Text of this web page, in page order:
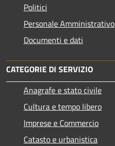
Politici
Personale Amministrativo
Documenti e dati
CATEGORIE DI SERVIZIO
Anagrafe e stato civile
Cultura e tempo libero
Imprese e Commercio
Catasto e urbanistica